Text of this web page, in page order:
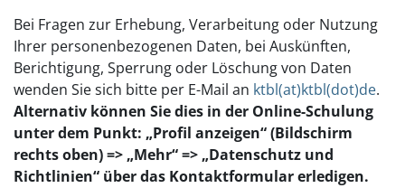
Bei Fragen zur Erhebung, Verarbeitung oder Nutzung
Ihrer personenbezogenen Daten, bei Auskünften,
Berichtigung, Sperrung oder Löschung von Daten
wenden Sie sich bitte per E-Mail an ktbl(at)ktbl(dot)de.
Alternativ können Sie dies in der Online-Schulung
unter dem Punkt: „Profil anzeigen“ (Bildschirm
rechts oben) => „Mehr“ => „Datenschutz und
Richtlinien“ über das Kontaktformular erledigen.